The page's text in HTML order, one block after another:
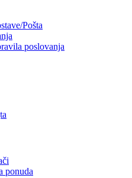
Pošta
poslovanja
ponuda